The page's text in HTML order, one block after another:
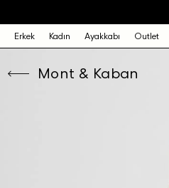
Erkek Kadın Ayakkabı Outlet
Mont & Kaban